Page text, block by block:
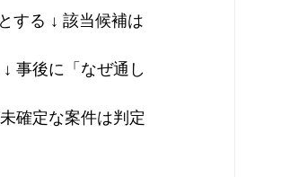
する ↓ 該当候補は
事後に「なぜ通し
確定な案件は判定